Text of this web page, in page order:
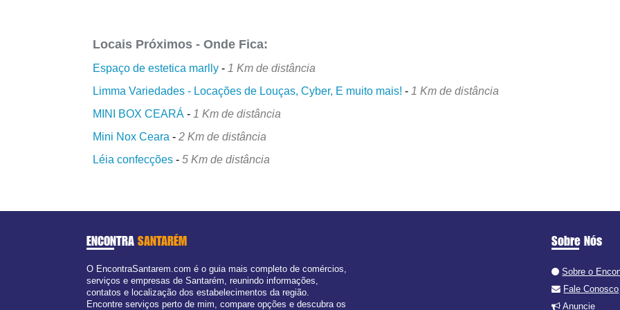
Locais Próximos - Onde Fica:
Espaço de estetica marlly - 1 Km de distância
Limma Variedades - Locações de Louças, Cyber, E muito mais! - 1 Km de distância
MINI BOX CEARÁ - 1 Km de distância
Mini Nox Ceara -2 Km de distância
Léia confecções -5 Km de distância
ENCONTRASANTARÉM
O EncontraSantarem.com é o guia mais completo de comércios,
serviços e empresas de Santarém, reunindo informações,
contatos e localização dos estabelecimentos da região.
Encontre serviços perto de mim, compare opções e descubra os
Sobre Nós
Sobre o
Fale Conosco
Anuncie